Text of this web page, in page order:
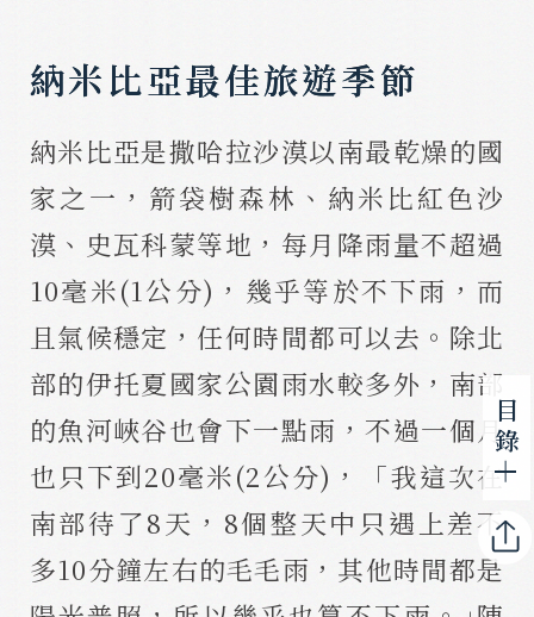
目 錄
納米比亞最佳旅遊季節
納米比亞是撒哈拉沙漠以南最乾燥的國
家之一，箭袋樹森林、納米比紅色沙
漠、史瓦科蒙等地，每月降雨量不超過
10毫米(1公分)，幾乎等於不下雨，而
且氣候穩定，任何時間都可以去。除北
部的伊托夏國家公園雨水較多外，南部
的魚河峽谷也會下一點雨，不過一個月
也只下到20毫米(2公分)，「我這次在
南部待了8天，8個整天中只遇上差不
多10分鐘左右的毛毛雨，其他時間都是